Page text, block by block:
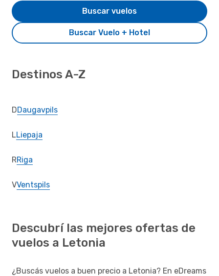
Buscar Vuelo + Hotel
Buscar vuelos
Destinos A-Z
DDaugavpils
LLiepaja
RRiga
VVentspils
Descubrí las mejores ofertas de
vuelos a Letonia
¿Buscás vuelos a buen precio a Letonia? En eDreams